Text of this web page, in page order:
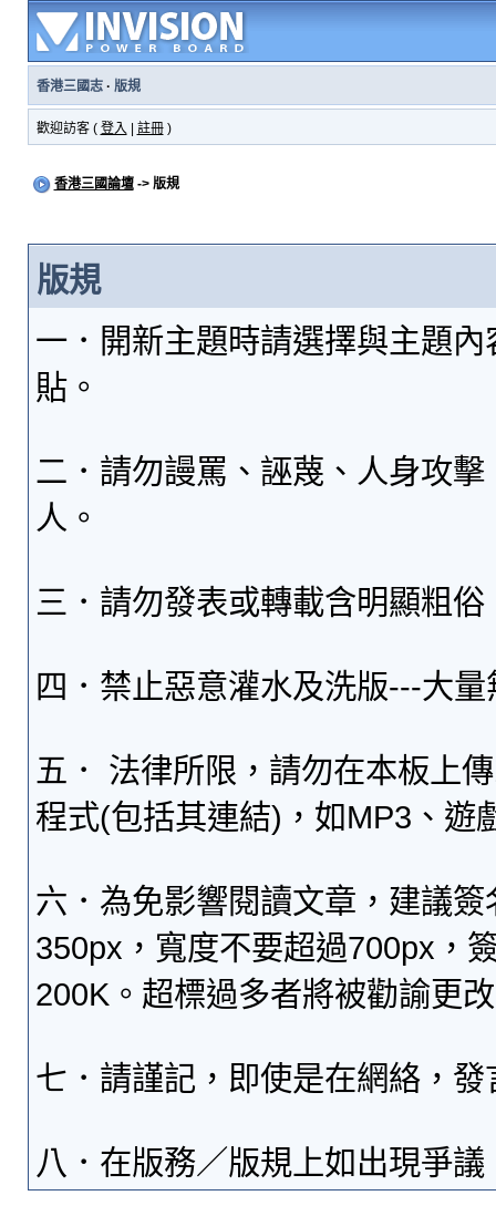
香港三國志· 版規
歡迎訪客 ( 登入 註冊)
香港三國論壇-> 版規
版規
一．開新主題時請選擇與主題
貼。
二．請勿謾罵、誣蔑、人身攻
人。
三．請勿發表或轉載含明顯粗
四．禁止惡意灌水及洗版---大
五． 法律所限，請勿在本板上
程式(包括其連結)，如MP3、遊
六．為免影響閱讀文章，建議
350px，寬度不要超過700px，
200K。超標過多者將被勸諭更
七．請謹記，即使是在網絡，
八．在版務／版規上如出現爭